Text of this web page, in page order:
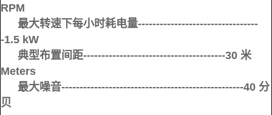
RPM
最大转速下每小时耗电量---------------------------------
-1.5 kW
典型布置间距---------------------------------------30 米
Meters
最大噪音--------------------------------------------------40 分
贝